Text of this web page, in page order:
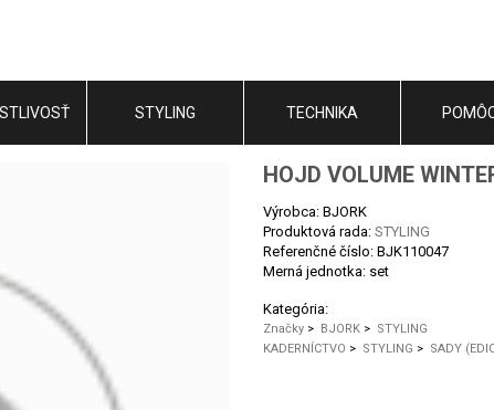
STYLING TECHNIKA
HOJD VOLUME
Výrobca: BJORK
Produktová rada: STYLING
Referenčné číslo: BJK110047
Merná jednotka: set
Kategória:
Značky > BJORK > STYLING
KADERNÍCTVO > STYLING > SADY